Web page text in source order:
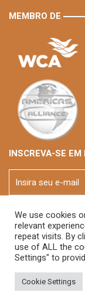
MEMBRO DE
INSCREVA-SE
Developed By
We use cookies
relevant
repeat visits. By
use of ALL the
Settings" to
Cookie Settings